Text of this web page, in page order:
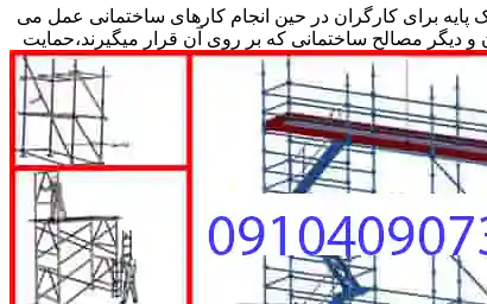
برای کارگران در حین انجام کارهای ساختمانی عمل می
و دیگر مصالح ساختمانی که بر روی آن قرار میگیرند،حمایت